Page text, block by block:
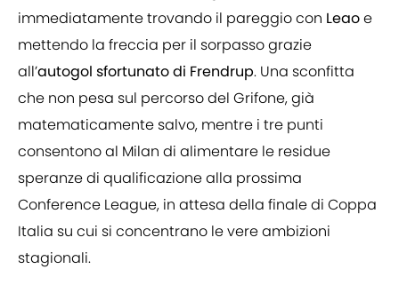
immediatamente trovando il pareggio con Leaoe
mettendo la freccia per il sorpasso grazie
all’autogol sfortunato di Frendrup. Una sconfitta
che non pesa sul percorso del Grifone, già
matematicamente salvo, mentre i tre punti
consentono al Milan di alimentare le residue
speranze di qualificazione alla prossima
Conference League, in attesa della finale di Coppa
Italia su cui si concentrano le vere ambizioni
stagionali.